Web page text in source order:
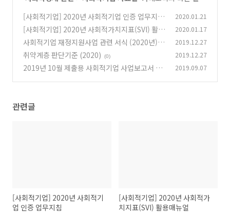
[사회적기업] 2020년 사회적기업 인증 업무지침
(0)
2020.01.21
[사회적기업] 2020년 사회적가치지표(SVI) 활용
매뉴얼
(0)
2020.01.17
사회적기업 재정지원사업 관련 서식 (2020년)
(0)
2019.12.27
취약계층 판단기준 (2020) (0) 2019.12.27
2019년 10월 제출용 사회적기업 사업보고서 작
2019.09.07
관련글
[사회적기업] 2020년 사회적기
업 인증 업무지침
[사회적기업] 2020년 사회적가
치지표(SVI) 활용매뉴얼